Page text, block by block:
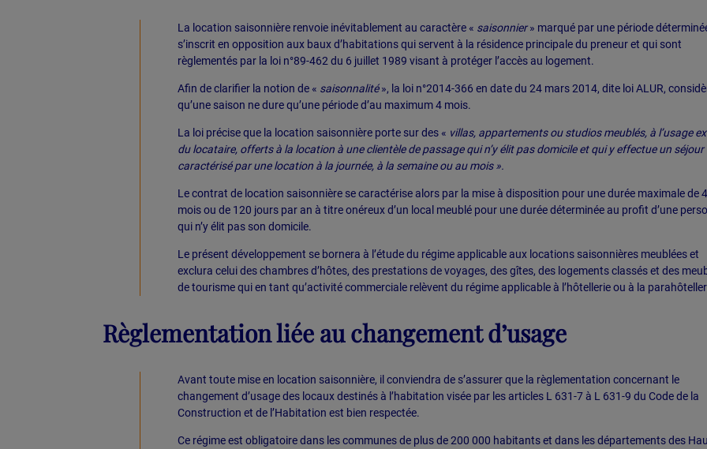
La location saisonnière renvoie inévitablement au caractère « saisonnier» marqué par une période
s’inscrit en opposition aux baux d’habitations qui servent à la résidence principale du preneur et qui sont
règlementés par la loi n°89-462 du 6 juillet 1989 visant à protéger l’accès au logement.
Afin de clarifier la notion de « saisonnalité», la loi n°2014-366 en date du 24 mars 2014, dite loi ALUR,
qu’une saison ne dure qu’une période d’au maximum 4 mois.
La loi précise que la location saisonnière porte sur des « villas, appartements ou studios meublés, à l’usage
du locataire, offerts à la location à une clientèle de passage qui n’y élit pas domicile et qui y effectue un séjour
caractérisé par une location à la journée, à la semaine ou au mois ».
Le contrat de location saisonnière se caractérise alors par la mise à disposition pour une durée maximale de 4
mois ou de 120 jours par an à titre onéreux d’un local meublé pour une durée déterminée au profit d’une
qui n’y élit pas son domicile.
Le présent développement se bornera à l’étude du régime applicable aux locations saisonnières meublées et
exclura celui des chambres d’hôtes, des prestations de voyages, des gîtes, des logements classés et des
de tourisme qui en tant qu’activité commerciale relèvent du régime applicable à l’hôtellerie ou à la
Règlementation liée au changement d’usage
Avant toute mise en location saisonnière, il conviendra de s’assurer que la règlementation concernant le
changement d’usage des locaux destinés à l’habitation visée par les articles L 631-7 à L 631-9 du Code de la
Construction et de l’Habitation est bien respectée.
Ce régime est obligatoire dans les communes de plus de 200 000 habitants et dans les départements des